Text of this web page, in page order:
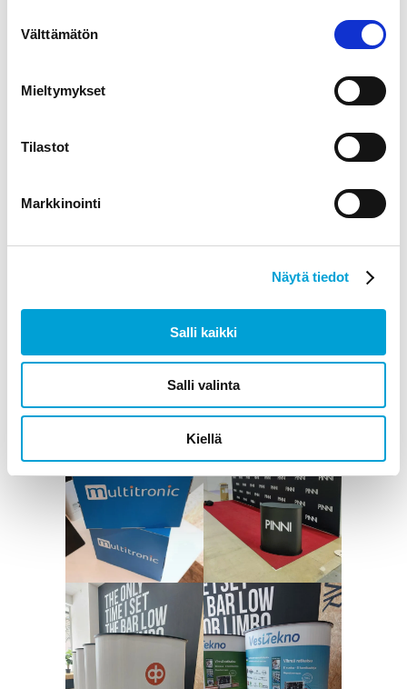
valinta
Välttämätön
Mieltymykset
Tilastot
Markkinointi
Näytä tiedot
Salli kaikki
Salli valinta
Kiellä